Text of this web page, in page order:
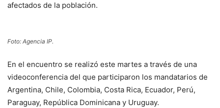
afectados de la población.
Foto: Agencia IP.
En el encuentro se realizó este martes a través de una
videoconferencia del que participaron los mandatarios de
Argentina, Chile, Colombia, Costa Rica, Ecuador, Perú,
Paraguay, República Dominicana y Uruguay.